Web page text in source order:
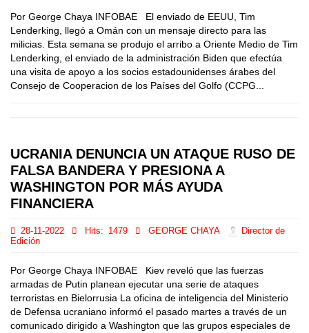
Por George Chaya INFOBAE El enviado de EEUU, Tim
Lenderking, llegó a Omán con un mensaje directo para las
milicias. Esta semana se produjo el arribo a Oriente Medio de Tim
Lenderking, el enviado de la administración Biden que efectúa
una visita de apoyo a los socios estadounidenses árabes del
Consejo de Cooperacion de los Países del Golfo (CCPG...
UCRANIA DENUNCIA UN ATAQUE RUSO DE
FALSA BANDERA Y PRESIONA A
WASHINGTON POR MÁS AYUDA
FINANCIERA
28-11-2022 Hits: 1479 GEORGE CHAYA
Director de
Edición
Por George Chaya INFOBAE Kiev reveló que las fuerzas
armadas de Putin planean ejecutar una serie de ataques
terroristas en Bielorrusia La oficina de inteligencia del Ministerio
de Defensa ucraniano informó el pasado martes a través de un
comunicado dirigido a Washington que las grupos especiales de